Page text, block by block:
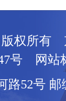
版权所有
号 网站
52号 邮